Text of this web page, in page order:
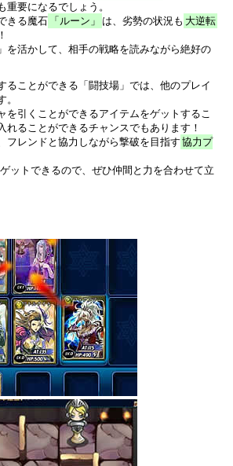
要になるでしょう。
きる魔石 「ルーン」 は、劣勢の状況も 大逆転
を活かして、相手の戦略を読みながら絶好の
ることができる「闘技場」では、他のプレイ
を引くことができるアイテムをゲットするこ
ることができるチャンスでもあります！
フレンドと協力しながら撃破を目指す 協力プ
ットできるので、ぜひ仲間と力を合わせて立